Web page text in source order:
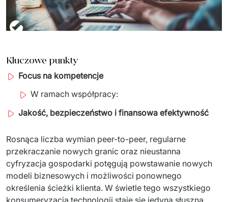
Integracja systemów IT
↳ AI Transformation
↳ AI Consultation
↳ Migracja do chmury Azure
↳ Migracje Chmurowe
↳ Audyt aplikacji legacy
Telekomunikacja
Start-upy i Scale-upy
Sprzęt drukujący - sklep
Podcast
Kluczowe punkty
Focus na kompetencje
W ramach współpracy:
Jakość, bezpieczeństwo i finansowa efektywność
Rosnąca liczba wymian peer-to-peer, regularne
przekraczanie nowych granic oraz nieustanna
cyfryzacja gospodarki potęgują powstawanie nowych
modeli biznesowych i możliwości ponownego
określenia ścieżki klienta. W świetle tego wszystkiego
konsumeryzacja technologii staje się jedyną słuszną